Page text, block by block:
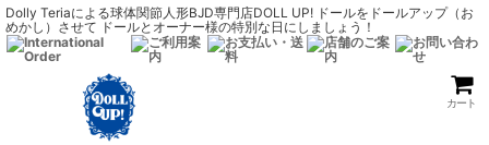
Dolly Teriaによる球体関節人形BJD専門店DOLL UP! ドールをドールアップ（お
めかし）させて ドールとオーナー様の特別な日にしましょう！
カート